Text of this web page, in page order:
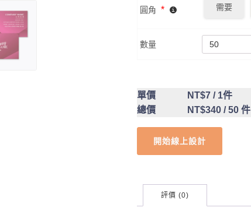
圓角 * 需要
數量
單價 NT$7 / 1件
總價
NT$340 / 50 件
開始線上設計
評價 (0)